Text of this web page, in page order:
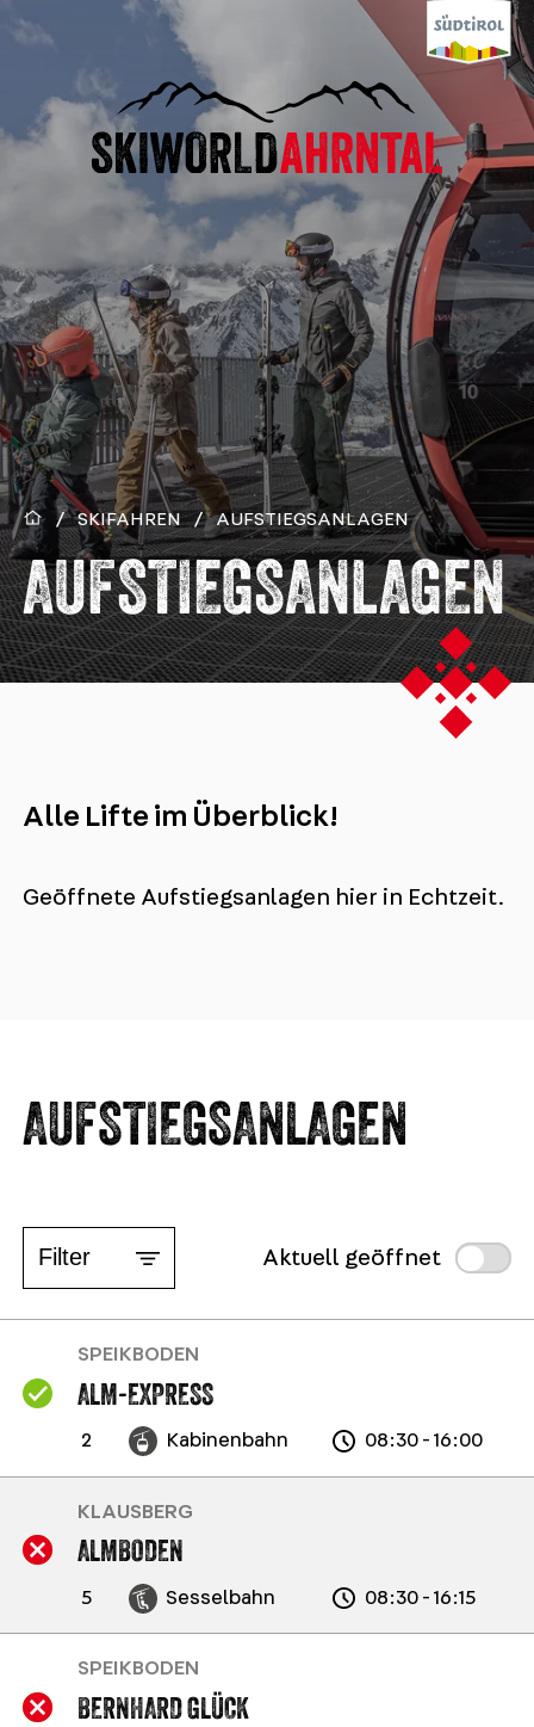
/ SKIFAHREN / AUFSTIEGSANLAGEN
AUFSTIEGSANLAGEN
Alle Lifte im Überblick!
Geöffnete Aufstiegsanlagen hier in Echtzeit.
AUFSTIEGSANLAGEN
Filter Aktuell geöffnet
ALM-EXPRESS
2 Kabinenbahn 08:30 - 16:00
SPEIKBODEN
ALMBODEN
5 Sesselbahn 08:30 - 16:15
KLAUSBERG
BERNHARD GLÜCK
SPEIKBODEN